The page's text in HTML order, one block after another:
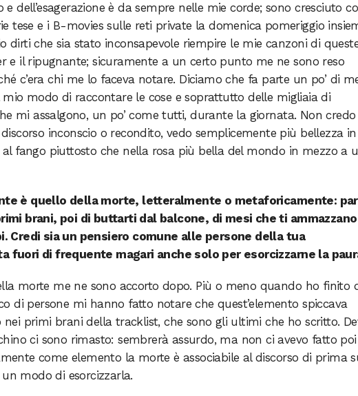
e dell’esagerazione è da sempre nelle mie corde; sono cresciuto
tese e i B-movies sulle reti private la domenica pomeriggio
dirti che sia stato inconsapevole riempire le mie canzoni di
e il ripugnante; sicuramente a un certo punto me ne sono reso
c’era chi me lo faceva notare. Diciamo che fa parte un po’ di
modo di raccontare le cose e soprattutto delle migliaia di
mi assalgono, un po’ come tutti, durante la giornata. Non credo
inconscio o recondito, vedo semplicemente più bellezza
fango piuttosto che nella rosa più bella del mondo in mezzo a
è quello della morte, letteralmente o metaforicamente:
brani, poi di buttarti dal balcone, di mesi che ti
Credi sia un pensiero comune alle persone della tua
fuori di frequente magari anche solo per esorcizzarne la
morte me ne sono accorto dopo. Più o meno quando ho finito
di persone mi hanno fatto notare che quest’elemento spiccava
primi brani della tracklist, che sono gli ultimi che ho scritto.
ci sono rimasto: sembrerà assurdo, ma non ci avevo fatto poi
come elemento la morte è associabile al discorso di prima
modo di esorcizzarla.